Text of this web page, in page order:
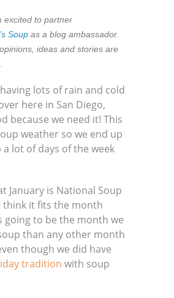
excited to partner
Soup as a blog ambassador.
ideas and stories are
having lots of rain and cold
here in San Diego,
because we need it! This
weather so we end up
a lot of days of the week
January is National Soup
think it fits the month
going to be the month we
than any other month
though we did have
tradition with soup